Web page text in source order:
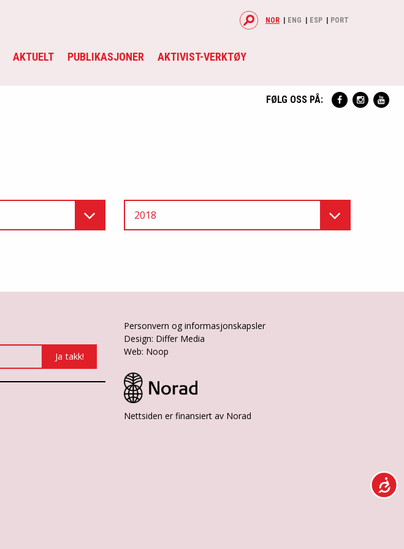
AKTUELT PUBLIKASJONER AKTIVIST-VERKTØY
NOR ENG ESP PORT
FØLG OSS PÅ:
2018
Personvern og informasjonskapsler
Design: Differ Media
Web: Noop
Nettsiden er finansiert av Norad